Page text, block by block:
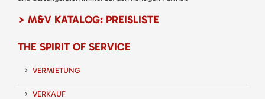
> M&V KATALOG: PREISLISTE
THE SPIRIT OF SERVICE
VERMIETUNG
VERKAUF